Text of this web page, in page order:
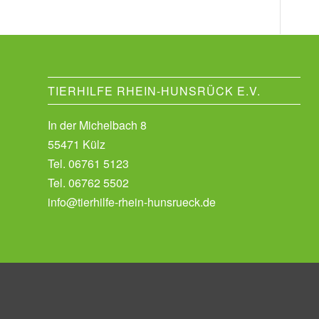
TIERHILFE RHEIN-HUNSRÜCK E.V.
In der Michelbach 8
55471 Külz
Tel. 06761 5123
Tel. 06762 5502
info@tierhilfe-rhein-hunsrueck.de